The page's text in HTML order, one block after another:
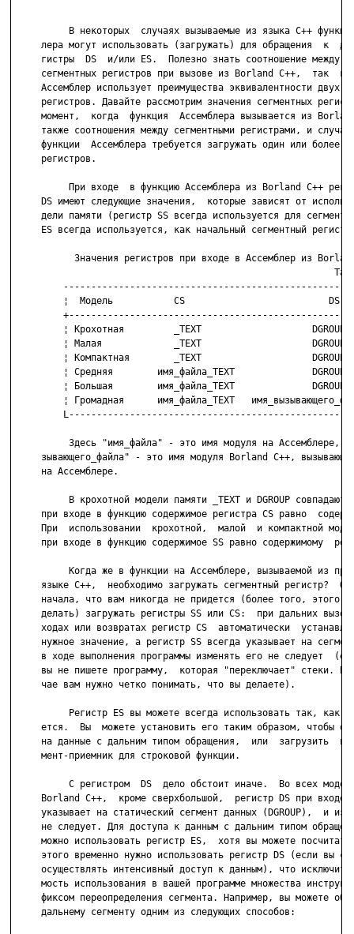
В некоторых  случаях вызываемые из языка С++
лера могут использовать (загружать) для обращения  к
гистры  DS  и/или ES.  Полезно знать соотношение между
сегментных регистров при вызове из Borland C++,  так
Ассемблер использует преимущества эквивалентности двух
регистров. Давайте рассмотрим значения сегментных
момент,  когда  функция  Ассемблера вызывается из
также соотношения между сегментными регистрами, и
функции  Ассемблера требуется загружать один или более
     регистров.
При входе  в функцию Ассемблера из Borland C++
DS имеют следующие значения,  которые зависят от
дели памяти (регистр SS всегда используется для сегмента
ES всегда используется, как начальный сегментный
Значения регистров при входе в Ассемблер из
¦  Модель           CS                          DS
¦ Крохотная         _TEXT                    DGROUP
¦ Малая             _TEXT                    DGROUP
¦ Компактная        _TEXT                    DGROUP
¦ Средняя        имя_файла_TEXT              DGROUP
¦ Большая        имя_файла_TEXT              DGROUP
¦ Громадная      имя_файла_TEXT
Здесь "имя_файла" - это имя модуля на Ассемблере, а
зывающего_файла" - это имя модуля Borland C++,
     на Ассемблере.
В крохотной модели памяти _TEXT и DGROUP совпадают,
при входе в функцию содержимое регистра CS равно
При  использовании  крохотной,  малой  и компактной
при входе в функцию содержимое SS равно содержимому
Когда же в функции на Ассемблере, вызываемой из
языке С++,  необходимо загружать сегментный регистр?
начала, что вам никогда не придется (более того, этого
делать) загружать регистры SS или CS:  при дальних
ходах или возвратах регистр CS  автоматически
нужное значение, а регистр SS всегда указывает на
в ходе выполнения программы изменять его не следует
вы не пишете программу,  которая "переключает" стеки. В
     чае вам нужно четко понимать, что вы делаете).
Регистр ES вы можете всегда использовать так, как
ется.  Вы  можете установить его таким образом, чтобы он
на данные с дальним типом обращения,  или  загрузить  в
     мент-приемник для строковой функции.
С регистром  DS  дело обстоит иначе.  Во всех
Borland C++,  кроме сверхбольшой,  регистр DS при входе
указывает на статический сегмент данных (DGROUP),  и
не следует. Для доступа к данным с дальним типом
можно использовать регистр ES,  хотя вы можете
этого временно нужно использовать регистр DS (если вы
осуществлять интенсивный доступ к данным), что исключит
мость использования в вашей программе множества
фиксом переопределения сегмента. Например, вы можете
     дальнему сегменту одним из следующих способов: